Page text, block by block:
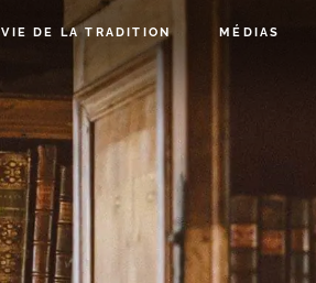
VIE DE LA TRADITION MÉDIAS